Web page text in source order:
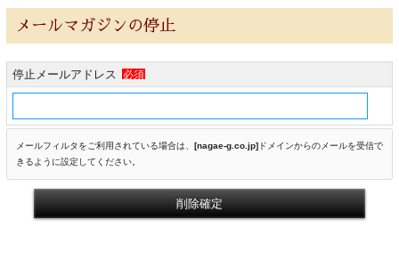
メールマガジンの停止
停止メールアドレス 必須
メールフィルタをご利用されている場合は、 [nagae-g.co.jp] ドメインからのメールを受信で
きるように設定してください。
楽器ケース＆ケースカバー
楽器スタンド
お手入れ用品・パーツ
チューナー・メトロノーム
譜面台・指揮棒